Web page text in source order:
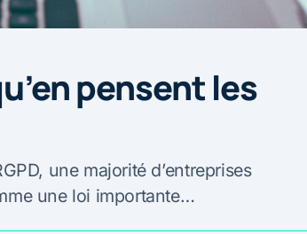
pensent les
une majorité d’entreprises
une loi importante…